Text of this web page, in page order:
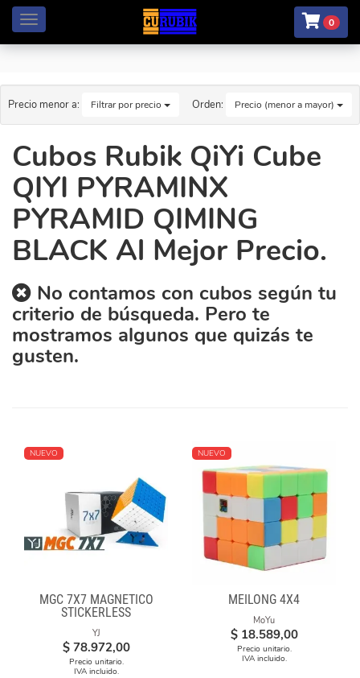
Menú 0
Precio menor a: Filtrar por precio Orden: Precio (menor a mayor)
Cubos Rubik QiYi Cube
QIYI PYRAMINX
PYRAMID QIMING
BLACK Al Mejor Precio.
No contamos con cubos según tu
criterio de búsqueda. Pero te
mostramos algunos que quizás te
gusten.
NUEVO
MGC 7X7 MAGNÉTICO
STICKERLESS
YJ
$ 78.972,00
Precio unitario.
IVA incluido.
NUEVO
MEILONG 4X4
MoYu
$ 18.589,00
Precio unitario.
IVA incluido.